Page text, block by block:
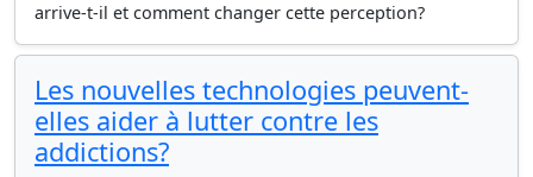
arrive-t-il et comment changer cette perception?
Les nouvelles technologies peuvent-
elles aider à lutter contre les
addictions?